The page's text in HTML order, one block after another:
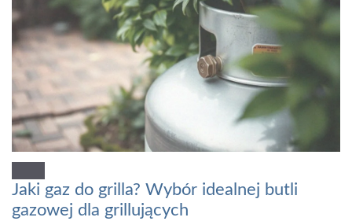
Jaki gaz do grilla? Wybór idealnej butli
gazowej dla grillujących